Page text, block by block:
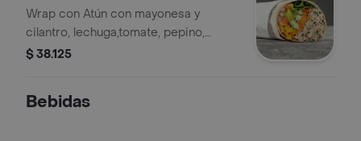
Wrap con Atún con mayonesa y
cilantro, lechuga,tomate, pepino,
zanahoria, pico de gallo, maíz y
adicional
$ 38.125
Bebidas